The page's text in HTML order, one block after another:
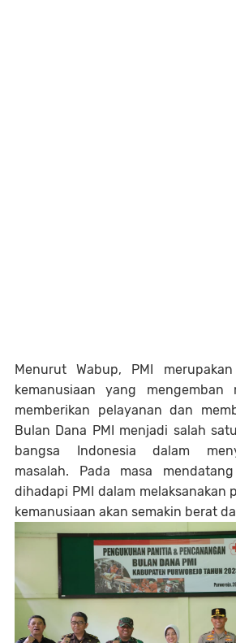
Menurut Wabup, PMI
kemanusiaan yang
memberikan pelayanan dan
Bulan Dana PMI menjadi salah
bangsa Indonesia dalam
masalah. Pada masa
dihadapi PMI dalam melaksanakan
kemanusiaan akan semakin berat